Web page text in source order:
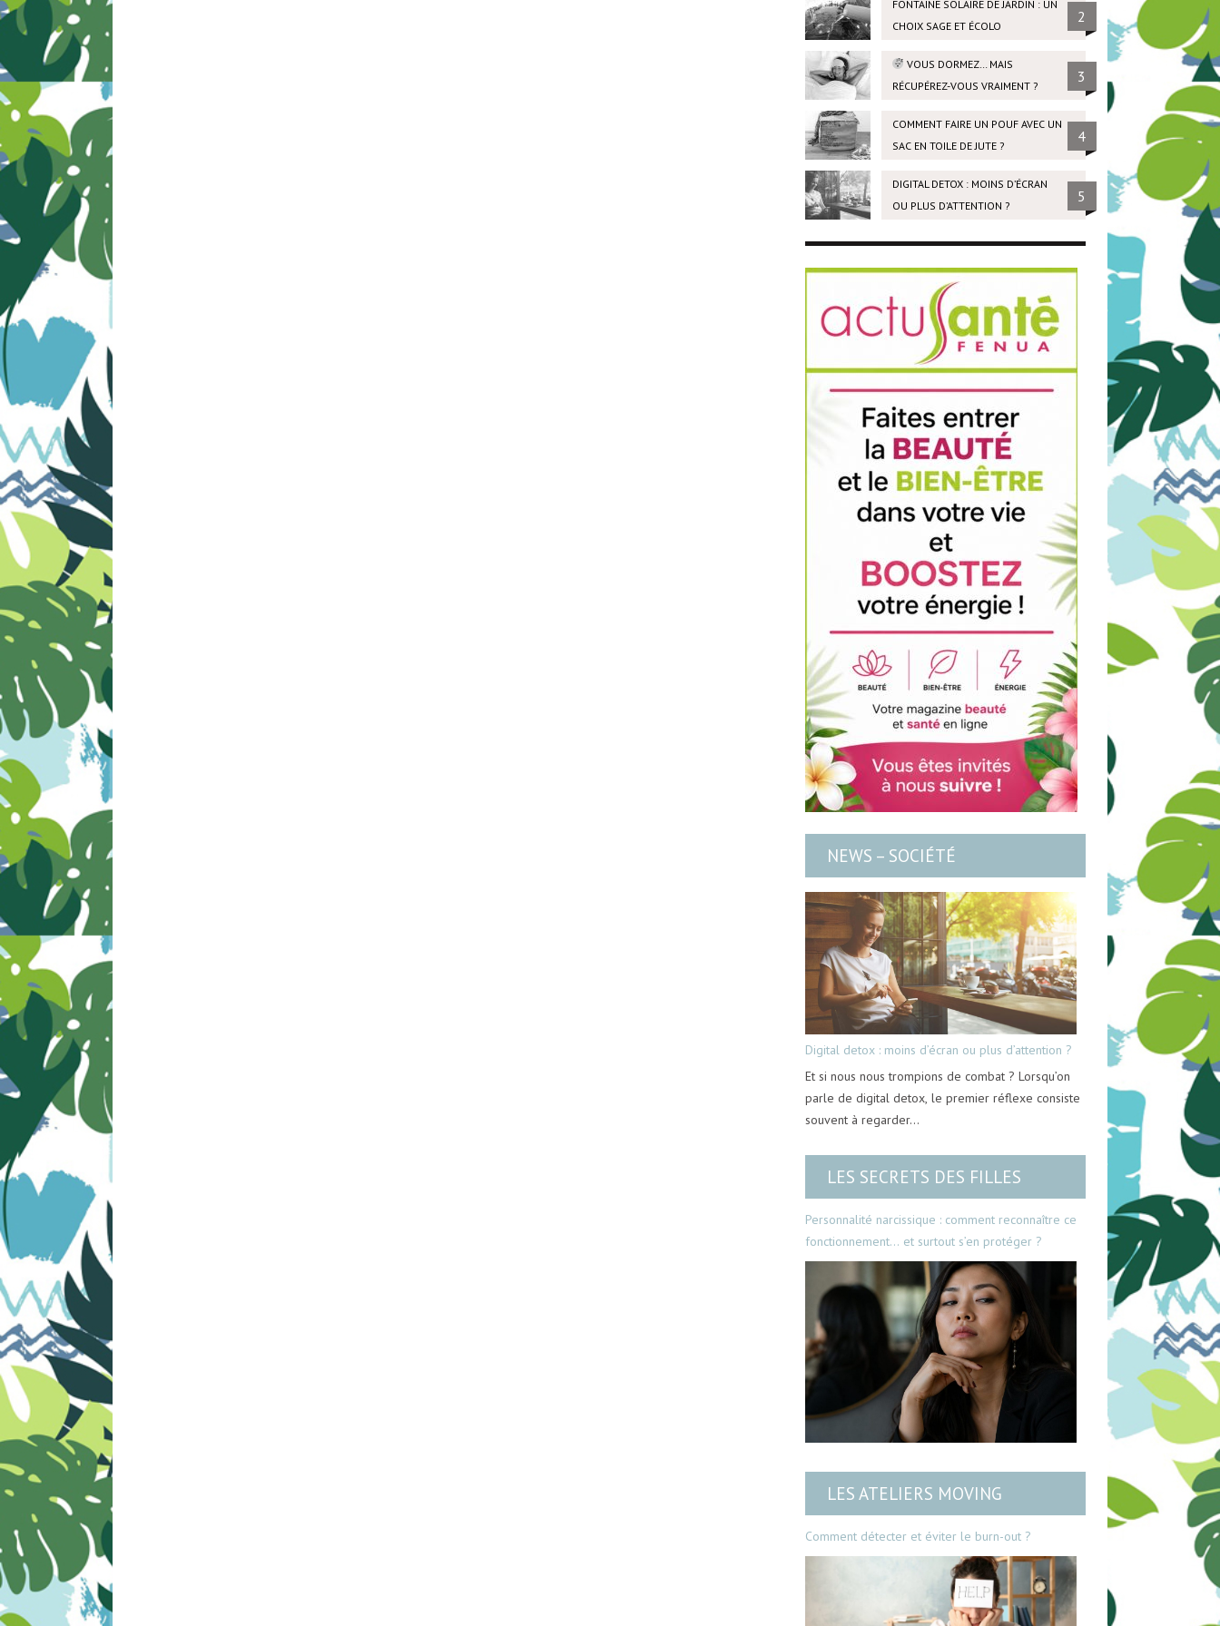
FONTAINE SOLAIRE DE JARDIN : UN
CHOIX SAGE ET ÉCOLO
2
VOUS DORMEZ… MAIS
RÉCUPÉREZ-VOUS VRAIMENT ?
3
COMMENT FAIRE UN POUF AVEC UN
SAC EN TOILE DE JUTE ?
4
DIGITAL DETOX : MOINS D’ÉCRAN
OU PLUS D’ATTENTION ?
5
NEWS – SOCIÉTÉ
Digital detox : moins d’écran ou plus d’attention ?
Et si nous nous trompions de combat ? Lorsqu’on
parle de digital detox, le premier réflexe consiste
souvent à regarder…
LES SECRETS DES FILLES
Personnalité narcissique : comment reconnaître ce
fonctionnement… et surtout s’en protéger ?
LES ATELIERS MOVING
Comment détecter et éviter le burn-out ?